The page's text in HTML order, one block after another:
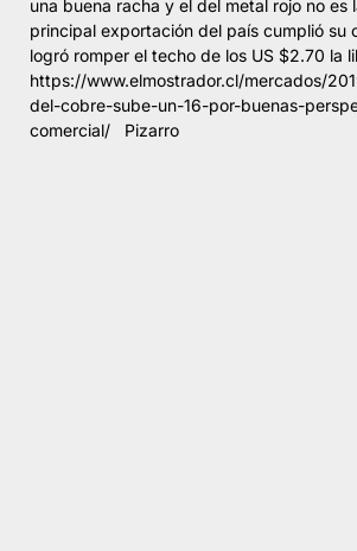
una buena racha y el del metal rojo no es
principal exportación del país cumplió su
logró romper el techo de los US $2.70 la
https://www.elmostrador.cl/mercados/
del-cobre-sube-un-16-por-buenas-
comercial/ Pizarro